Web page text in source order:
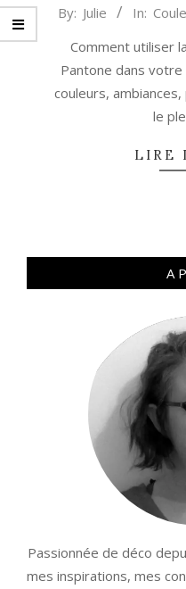
2024-
By: Julie In:
Comment utiliser
Pantone dans
couleurs,
le
LIRE
A
Passionnée de déco
mes inspirations, mes